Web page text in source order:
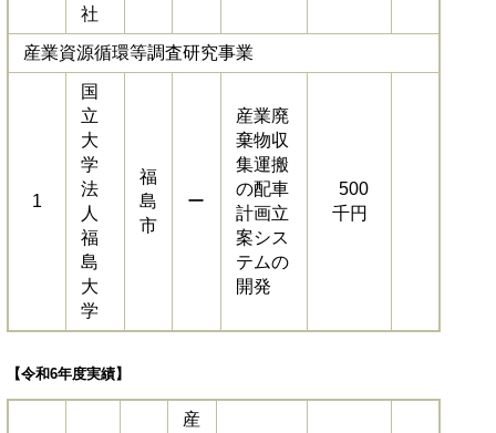
社
産業資源循環等調査研究事業
1
国
立
大
学
法
人
福
島
大
学
福
島
市
ー
産業廃
棄物収
集運搬
の配車
計画立
案シス
テムの
開発
500
千円
【令和6年度実績】
産